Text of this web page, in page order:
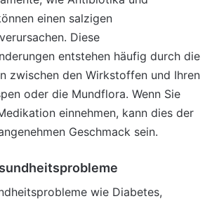
einen salzigen
Diese
entstehen häufig durch die
zwischen den Wirkstoffen und Ihren
oder die Mundflora. Wenn Sie
einnehmen, kann dies der
Geschmack sein.
wie Diabetes,